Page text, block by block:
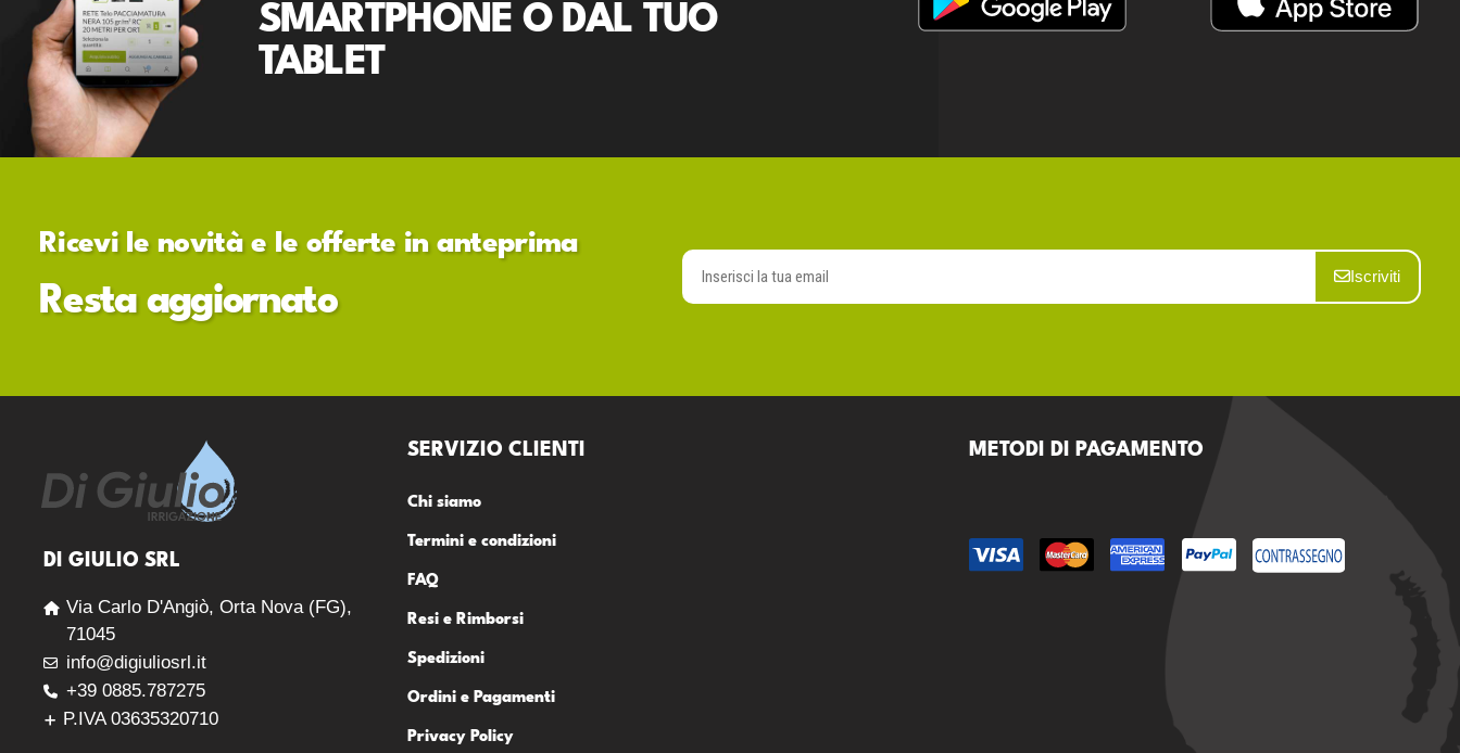
SMARTPHONE O DAL TUO
TABLET
Ricevi le novità e le offerte in anteprima
Resta aggiornato
Iscriviti
DI GIULIO SRL
Via Carlo D'Angiò, Orta Nova (FG),
71045
info@digiuliosrl.it
+39 0885.787275
P.IVA 03635320710
SERVIZIO CLIENTI
Chi siamo
Termini e condizioni
FAQ
Resi e Rimborsi
Spedizioni
Ordini e Pagamenti
Privacy Policy
METODI DI PAGAMENTO